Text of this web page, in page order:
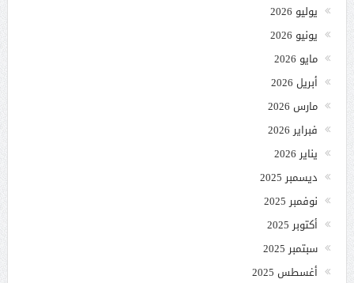
يوليو 2026
يونيو 2026
مايو 2026
أبريل 2026
مارس 2026
فبراير 2026
يناير 2026
ديسمبر 2025
نوفمبر 2025
أكتوبر 2025
سبتمبر 2025
أغسطس 2025